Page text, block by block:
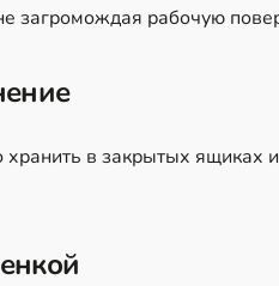
загромождая рабочую
в закрытых ящиках